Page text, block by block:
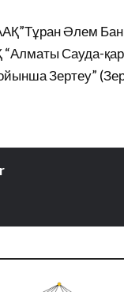
Әлем
“Алматы Сауда-
Зертеу”